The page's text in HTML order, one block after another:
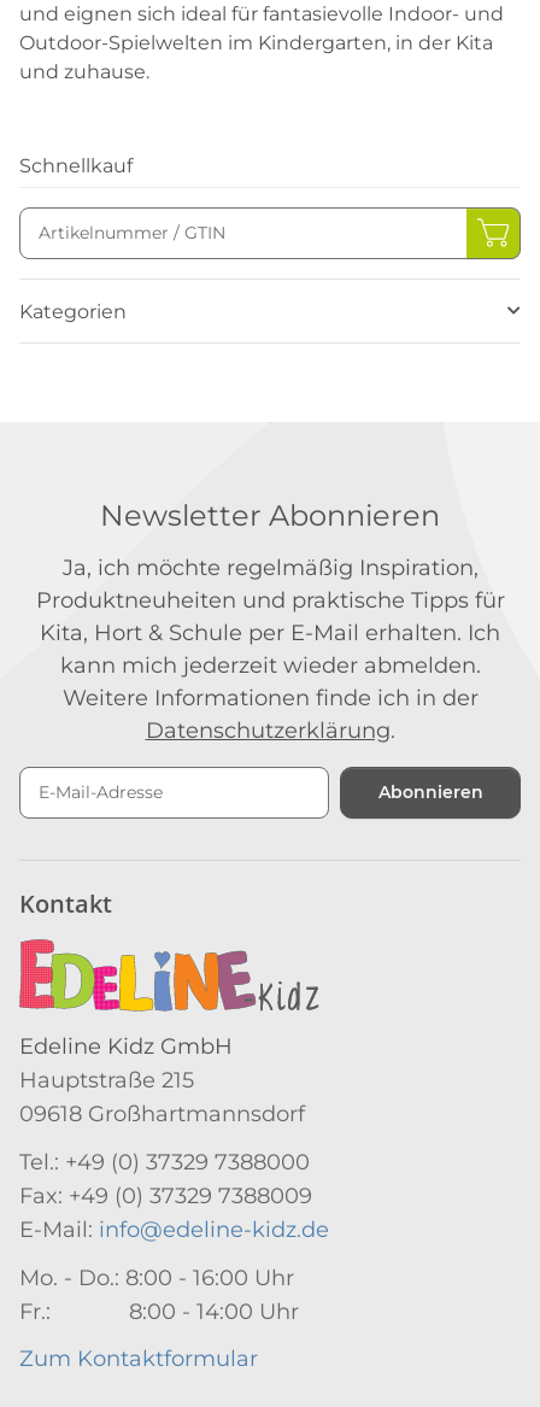
und eignen sich ideal für fantasievolle Indoor- und
Outdoor-Spielwelten im Kindergarten, in der Kita
und zuhause.
Schnellkauf
Kategorien
Newsletter Abonnieren
Ja, ich möchte regelmäßig Inspiration,
Produktneuheiten und praktische Tipps für
Kita, Hort & Schule per E-Mail erhalten. Ich
kann mich jederzeit wieder abmelden.
Weitere Informationen finde ich in der
Datenschutzerklärung.
Abonnieren
Kontakt
Edeline Kidz GmbH
Hauptstraße 215
09618 Großhartmannsdorf
Tel.: +49 (0) 37329 7388000
Fax: +49 (0) 37329 7388009
E-Mail: info@edeline-kidz.de
Mo. - Do.: 8:00 - 16:00 Uhr
Fr.: 8:00 - 14:00 Uhr
Zum Kontaktformular